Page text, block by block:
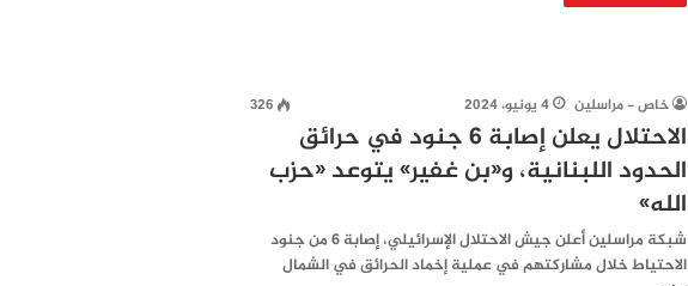
خاص - مراسلين 4 يونيو، 2024 326
الاحتلال يعلن إصابة 6 جنود في حرائق
الحدود اللبنانية، و«بن غفير» يتوعد «حزب
الله»
شبكة مراسلين أعلن جيش الاحتلال الإسرائيلي، إصابة 6 من جنود
الاحتياط خلال مشاركتهم في عملية إخماد الحرائق في الشمال